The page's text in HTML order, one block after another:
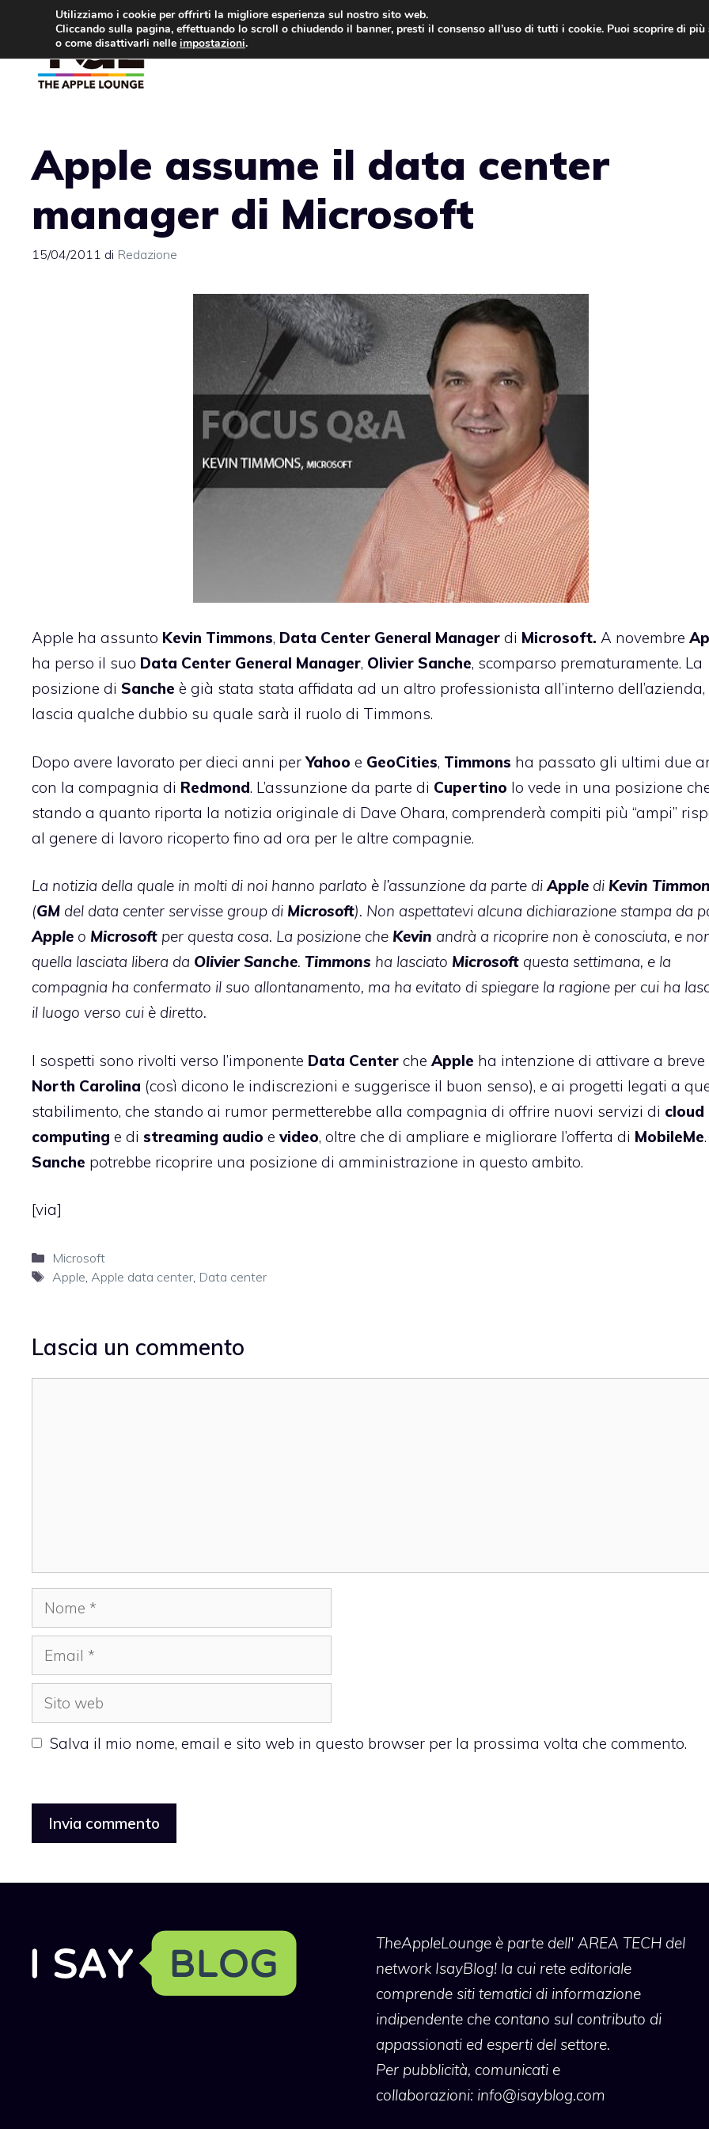
contenuto
Apple assume il data center
manager di Microsoft
15/04/2011 di Redazione
Apple ha assunto Kevin Timmons, Data Center General Manager di Microsoft. A novembre
ha perso il suo Data Center General Manager, Olivier Sanche, scomparso prematuramente. La
posizione di Sanche è già stata stata affidata ad un altro professionista all’interno dell’azienda,
lascia qualche dubbio su quale sarà il ruolo di Timmons.
Dopo avere lavorato per dieci anni perYahoo e GeoCities, Timmons ha passato gli ultimi due
con la compagnia di Redmond. L’assunzione da parte di Cupertino lo vede in una posizione
stando a quanto riporta la notizia originale di Dave Ohara, comprenderà compiti più “ampi”
al genere di lavoro ricoperto fino ad ora per le altre compagnie.
La notizia della quale in molti di noi hanno parlato è l’assunzione da parte diApple di Kevin
(GM del data center servisse group di Microsoft). Non aspettatevi alcuna dichiarazione stampa da
Apple o Microsoft per questa cosa. La posizione che Kevin andrà a ricoprire non è conosciuta, e
quella lasciata libera da Olivier Sanche. Timmons ha lasciato Microsoft questa settimana, e la
compagnia ha confermato il suo allontanamento, ma ha evitato di spiegare la ragione per cui ha
il luogo verso cui è diretto.
I sospetti sono rivolti verso l’imponente Data Center che Apple ha intenzione di attivare a breve
North Carolina (così dicono le indiscrezioni e suggerisce il buon senso), e ai progetti legati a
stabilimento, che stando ai rumor permetterebbe alla compagnia di offrire nuovi servizi di cloud
computing e di streaming audio e video, oltre che di ampliare e migliorare l’offerta di MobileMe.
Sanche potrebbe ricoprire una posizione di amministrazione in questo ambito.
[via]
Categorie
Microsoft
Tag
Apple Apple data center, Data center
Lascia un commento
Nome
Email
Sito
web
Salva il mio nome, email e sito web in questo browser per la prossima volta che commento.
TheAppleLoungeè parte dell' AREA TECH del
network IsayBlog! la cui rete editoriale
comprende siti tematici di informazione
indipendente che contano sul contributo di
appassionati ed esperti del settore.
Per pubblicità, comunicati e
collaborazioni: info@isayblog.com
Utilizziamo i cookie per offrirti la migliore esperienza sul nostro sito web.
Cliccando sulla pagina, effettuando lo scroll o chiudendo il banner, presti il consenso all’uso di tutti i cookie. Puoi scoprire di
o come disattivarli nelle impostazioni.